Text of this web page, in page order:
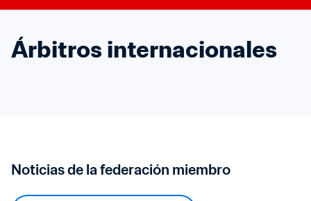
Árbitros internacionales
Noticias de la federación miembro